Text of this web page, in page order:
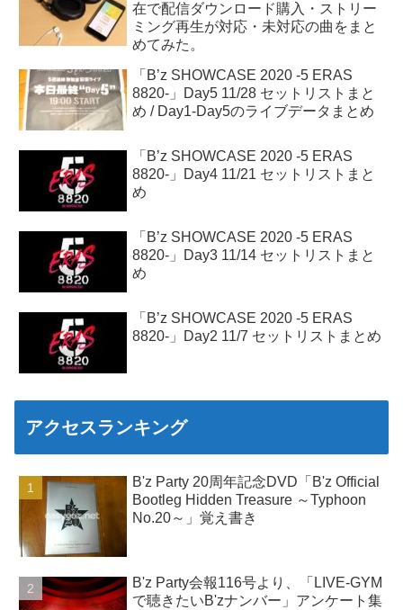
在で配信ダウンロード購入・ストリー
ミング再生が対応・未対応の曲をまと
めてみた。
「B’z SHOWCASE 2020 -5 ERAS
8820-」Day5 11/28 セットリストまと
め / Day1-Day5のライブデータまとめ
「B’z SHOWCASE 2020 -5 ERAS
8820-」Day4 11/21 セットリストまと
め
「B’z SHOWCASE 2020 -5 ERAS
8820-」Day3 11/14 セットリストまと
め
「B’z SHOWCASE 2020 -5 ERAS
8820-」Day2 11/7 セットリストまとめ
アクセスランキング
B'z Party 20周年記念DVD「B'z Official
Bootleg Hidden Treasure ～Typhoon
No.20～」覚え書き
B'z Party会報116号より、「LIVE-GYM
で聴きたいB'zナンバー」アンケート集